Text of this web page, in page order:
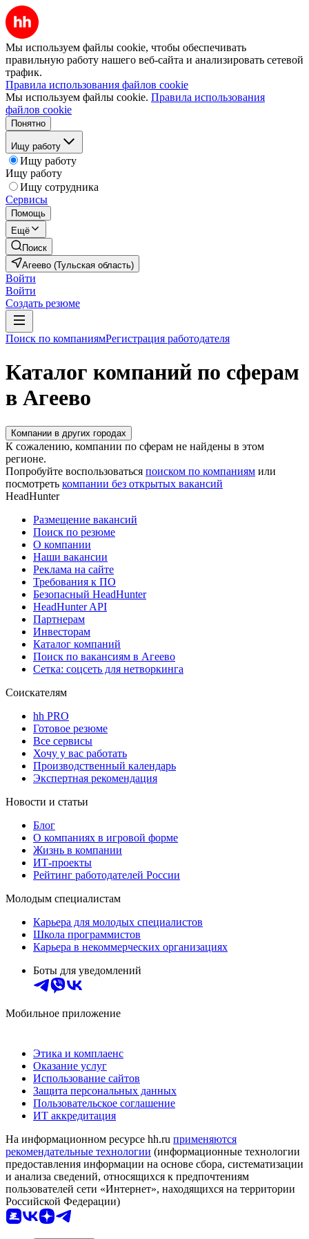
Мы используем файлы cookie, чтобы обеспечивать
правильную работу нашего веб-сайта и анализировать сетевой
трафик.
Правила использования файлов cookie
Мы используем файлы cookie. Правила использования
файлов cookie
Понятно
Ищу работу
Ищу работу
Ищу работу
Ищу сотрудника
Сервисы
Помощь
Ещё
Поиск
Агеево (Тульская область)
Войти
Войти
Создать резюме
Поиск по компаниямРегистрация работодателя
Каталог компаний по сферам
в Агеево
Компании в других городах
К сожалению, компании по сферам не найдены в этом
регионе.
Попробуйте воспользоваться поиском по компаниям или
посмотреть компании без открытых вакансий
HeadHunter
Размещение вакансий
Поиск по резюме
О компании
Наши вакансии
Реклама на сайте
Требования к ПО
Безопасный HeadHunter
HeadHunter API
Партнерам
Инвесторам
Каталог компаний
Поиск по вакансиям в Агеево
Сетка: соцсеть для нетворкинга
Соискателям
hh PRO
Готовое резюме
Все сервисы
Хочу у вас работать
Производственный календарь
Экспертная рекомендация
Новости и статьи
Блог
О компаниях в игровой форме
Жизнь в компании
ИТ-проекты
Рейтинг работодателей России
Молодым специалистам
Карьера для молодых специалистов
Школа программистов
Карьера в некоммерческих организациях
Боты для уведомлений
Мобильное приложение
Этика и комплаенс
Оказание услуг
Использование сайтов
Защита персональных данных
Пользовательское соглашение
ИТ аккредитация
На информационном ресурсе hh.ru применяются
рекомендательные технологии (информационные технологии
предоставления информации на основе сбора, систематизации
и анализа сведений, относящихся к предпочтениям
пользователей сети «Интернет», находящихся на территории
Российской Федерации)